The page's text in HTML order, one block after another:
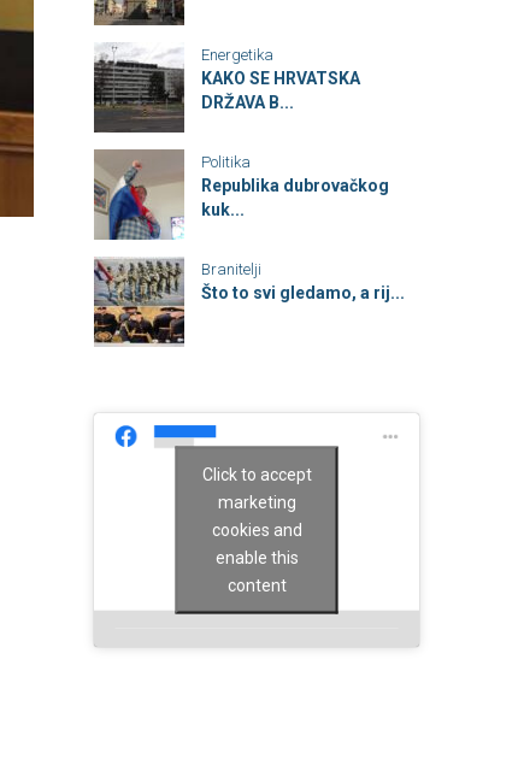
Energetika
KAKO SE HRVATSKA
DRŽAVA B...
Politika
Republika dubrovačkog
kuk...
Branitelji
Što to svi gledamo, a rij...
Click to accept
marketing
cookies and
enable this
content